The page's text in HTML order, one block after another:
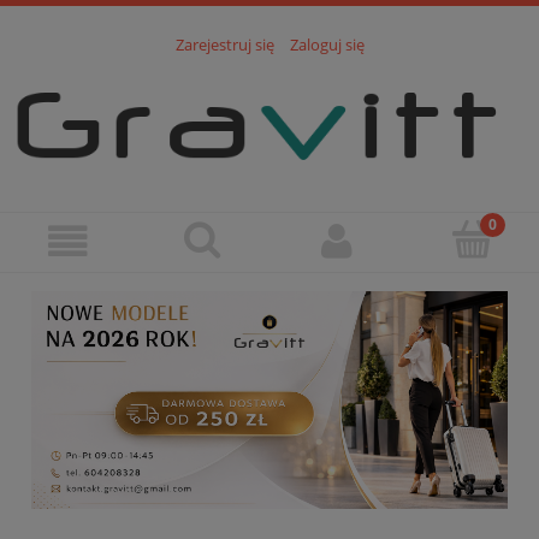
Zarejestruj się Zaloguj się